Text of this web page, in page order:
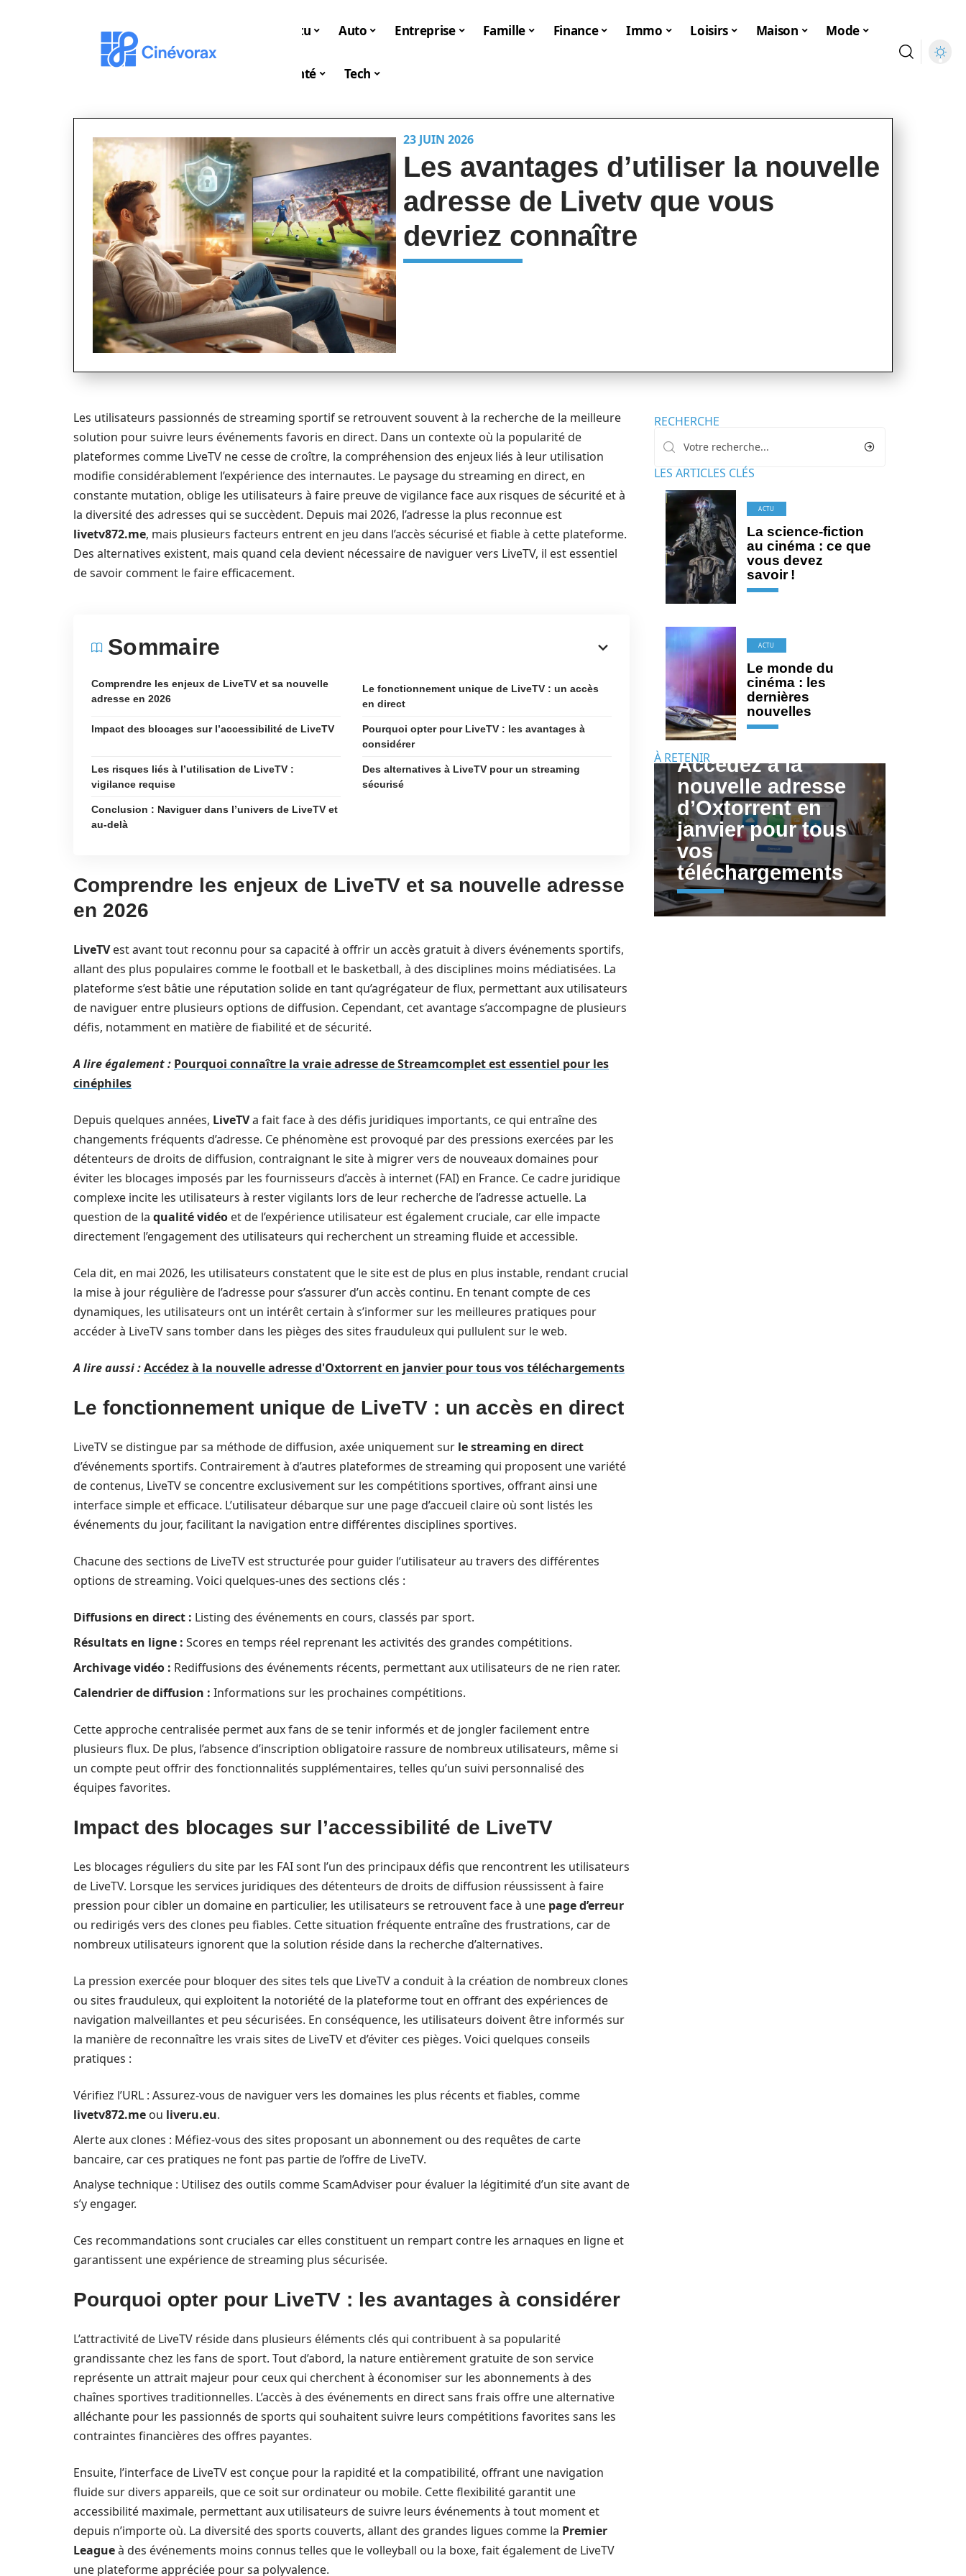
Actu Auto Entreprise Famille Finance Immo Loisirs Maison Mode
Santé Tech
23 JUIN 2026
Les avantages d’utiliser la nouvelle
adresse de Livetv que vous
devriez connaître
Les utilisateurs passionnés de streaming sportif se retrouvent souvent à la recherche de la meilleure
solution pour suivre leurs événements favoris en direct. Dans un contexte où la popularité de
plateformes comme LiveTV ne cesse de croître, la compréhension des enjeux liés à leur utilisation
modifie considérablement l’expérience des internautes. Le paysage du streaming en direct, en
constante mutation, oblige les utilisateurs à faire preuve de vigilance face aux risques de sécurité et à
la diversité des adresses qui se succèdent. Depuis mai 2026, l’adresse la plus reconnue est
livetv872.me, mais plusieurs facteurs entrent en jeu dans l’accès sécurisé et fiable à cette plateforme.
Des alternatives existent, mais quand cela devient nécessaire de naviguer vers LiveTV, il est essentiel
de savoir comment le faire efficacement.
Sommaire
Comprendre les enjeux de LiveTV et sa nouvelle
adresse en 2026
Le fonctionnement unique de LiveTV : un accès
en direct
Impact des blocages sur l’accessibilité de LiveTV
Pourquoi opter pour LiveTV : les avantages à
considérer
Les risques liés à l’utilisation de LiveTV :
vigilance requise
Des alternatives à LiveTV pour un streaming
sécurisé
Conclusion : Naviguer dans l’univers de LiveTV et
au-delà
Comprendre les enjeux de LiveTV et sa nouvelle adresse
en 2026
LiveTVest avant tout reconnu pour sa capacité à offrir un accès gratuit à divers événements sportifs,
allant des plus populaires comme le football et le basketball, à des disciplines moins médiatisées. La
plateforme s’est bâtie une réputation solide en tant qu’agrégateur de flux, permettant aux utilisateurs
de naviguer entre plusieurs options de diffusion. Cependant, cet avantage s’accompagne de plusieurs
défis, notamment en matière de fiabilité et de sécurité.
A lire également : Pourquoi connaître la vraie adresse de Streamcomplet est essentiel pour les
cinéphiles
Depuis quelques années, LiveTVa fait face à des défis juridiques importants, ce qui entraîne des
changements fréquents d’adresse. Ce phénomène est provoqué par des pressions exercées par les
détenteurs de droits de diffusion, contraignant le site à migrer vers de nouveaux domaines pour
éviter les blocages imposés par les fournisseurs d’accès à internet (FAI) en France. Ce cadre juridique
complexe incite les utilisateurs à rester vigilants lors de leur recherche de l’adresse actuelle. La
question de la qualité vidéo et de l’expérience utilisateur est également cruciale, car elle impacte
directement l’engagement des utilisateurs qui recherchent un streaming fluide et accessible.
Cela dit, en mai 2026, les utilisateurs constatent que le site est de plus en plus instable, rendant crucial
la mise à jour régulière de l’adresse pour s’assurer d’un accès continu. En tenant compte de ces
dynamiques, les utilisateurs ont un intérêt certain à s’informer sur les meilleures pratiques pour
accéder à LiveTV sans tomber dans les pièges des sites frauduleux qui pullulent sur le web.
A lire aussi :Accédez à la nouvelle adresse d'Oxtorrent en janvier pour tous vos téléchargements
Le fonctionnement unique de LiveTV : un accès en direct
LiveTV se distingue par sa méthode de diffusion, axée uniquement sur le streaming en direct
d’événements sportifs. Contrairement à d’autres plateformes de streaming qui proposent une variété
de contenus, LiveTV se concentre exclusivement sur les compétitions sportives, offrant ainsi une
interface simple et efficace. L’utilisateur débarque sur une page d’accueil claire où sont listés les
événements du jour, facilitant la navigation entre différentes disciplines sportives.
Chacune des sections de LiveTV est structurée pour guider l’utilisateur au travers des différentes
options de streaming. Voici quelques-unes des sections clés :
Diffusions en direct : Listing des événements en cours, classés par sport.
Résultats en ligne : Scores en temps réel reprenant les activités des grandes compétitions.
Archivage vidéo : Rediffusions des événements récents, permettant aux utilisateurs de ne rien rater.
Calendrier de diffusion : Informations sur les prochaines compétitions.
Cette approche centralisée permet aux fans de se tenir informés et de jongler facilement entre
plusieurs flux. De plus, l’absence d’inscription obligatoire rassure de nombreux utilisateurs, même si
un compte peut offrir des fonctionnalités supplémentaires, telles qu’un suivi personnalisé des
équipes favorites.
Impact des blocages sur l’accessibilité de LiveTV
Les blocages réguliers du site par les FAI sont l’un des principaux défis que rencontrent les utilisateurs
de LiveTV. Lorsque les services juridiques des détenteurs de droits de diffusion réussissent à faire
pression pour cibler un domaine en particulier, les utilisateurs se retrouvent face à une page d’erreur
ou redirigés vers des clones peu fiables. Cette situation fréquente entraîne des frustrations, car de
nombreux utilisateurs ignorent que la solution réside dans la recherche d’alternatives.
La pression exercée pour bloquer des sites tels que LiveTV a conduit à la création de nombreux clones
ou sites frauduleux, qui exploitent la notoriété de la plateforme tout en offrant des expériences de
navigation malveillantes et peu sécurisées. En conséquence, les utilisateurs doivent être informés sur
la manière de reconnaître les vrais sites de LiveTV et d’éviter ces pièges. Voici quelques conseils
pratiques :
Vérifiez l’URL : Assurez-vous de naviguer vers les domaines les plus récents et fiables, comme
livetv872.me ou liveru.eu.
Alerte aux clones : Méfiez-vous des sites proposant un abonnement ou des requêtes de carte
bancaire, car ces pratiques ne font pas partie de l’offre de LiveTV.
Analyse technique : Utilisez des outils comme ScamAdviser pour évaluer la légitimité d’un site avant de
s’y engager.
Ces recommandations sont cruciales car elles constituent un rempart contre les arnaques en ligne et
garantissent une expérience de streaming plus sécurisée.
Pourquoi opter pour LiveTV : les avantages à considérer
L’attractivité de LiveTV réside dans plusieurs éléments clés qui contribuent à sa popularité
grandissante chez les fans de sport. Tout d’abord, la nature entièrement gratuite de son service
représente un attrait majeur pour ceux qui cherchent à économiser sur les abonnements à des
chaînes sportives traditionnelles. L’accès à des événements en direct sans frais offre une alternative
alléchante pour les passionnés de sports qui souhaitent suivre leurs compétitions favorites sans les
contraintes financières des offres payantes.
Ensuite, l’interface de LiveTV est conçue pour la rapidité et la compatibilité, offrant une navigation
fluide sur divers appareils, que ce soit sur ordinateur ou mobile. Cette flexibilité garantit une
accessibilité maximale, permettant aux utilisateurs de suivre leurs événements à tout moment et
depuis n’importe où. La diversité des sports couverts, allant des grandes ligues comme la Premier
Leagueà des événements moins connus telles que le volleyball ou la boxe, fait également de LiveTV
une plateforme appréciée pour sa polyvalence.
RECHERCHE
LES ARTICLES CLÉS
ACTU
La science-fiction
au cinéma : ce que
vous devez
savoir !
ACTU
Le monde du
cinéma : les
dernières
nouvelles
À RETENIR
Accédez à la
nouvelle adresse
d’Oxtorrent en
janvier pour tous
vos
téléchargements